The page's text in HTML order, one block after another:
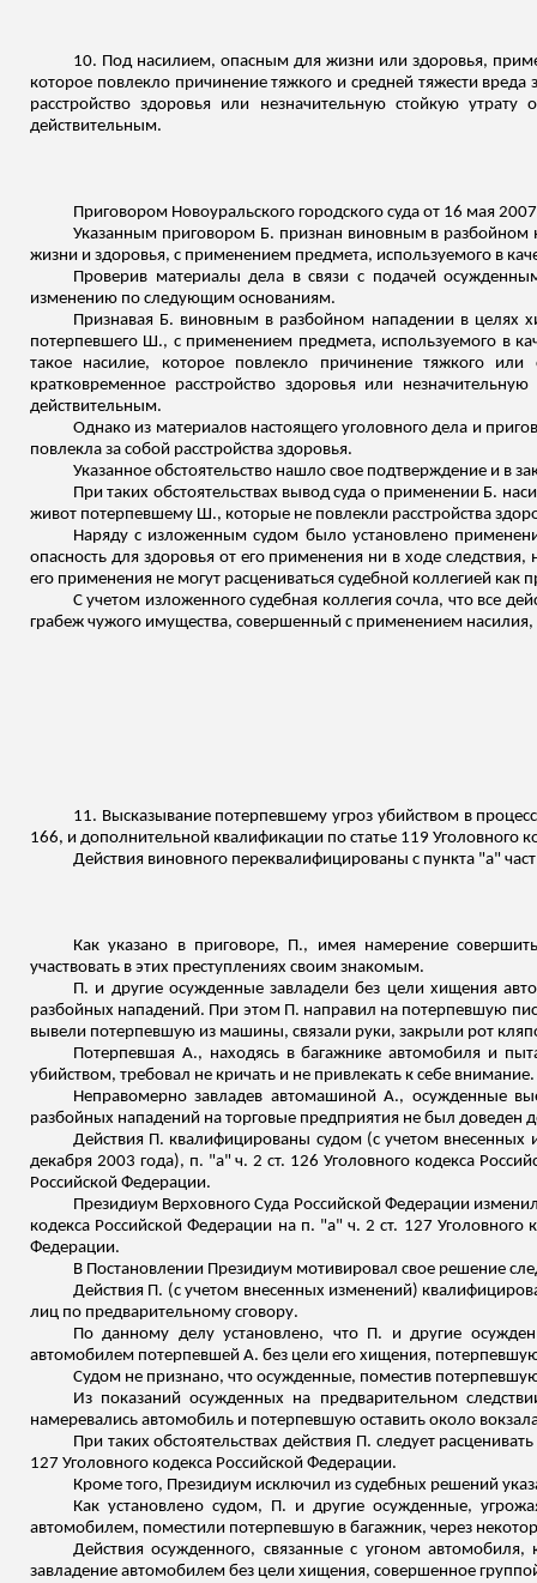
10. Под насилием, опасным для жизни или здоровья,
которое повлекло причинение тяжкого и средней тяжести
расстройство здоровья или незначительную стойкую
действительным.
Приговором Новоуральского городского суда от 16 мая
Указанным приговором Б. признан виновным в
жизни и здоровья, с применением предмета, используемого в
Проверив материалы дела в связи с подачей
изменению по следующим основаниям.
Признавая Б. виновным в разбойном нападении в целях
потерпевшего Ш., с применением предмета, используемого в
такое насилие, которое повлекло причинение тяжкого
кратковременное расстройство здоровья или
действительным.
Однако из материалов настоящего уголовного дела и
повлекла за собой расстройства здоровья.
Указанное обстоятельство нашло свое подтверждение и в
При таких обстоятельствах вывод суда о применении Б.
живот потерпевшему Ш., которые не повлекли расстройства
Наряду с изложенным судом было установлено
опасность для здоровья от его применения ни в ходе
его применения не могут расцениваться судебной коллегией
С учетом изложенного судебная коллегия сочла, что все
грабеж чужого имущества, совершенный с применением
11. Высказывание потерпевшему угроз убийством в
166, и дополнительной квалификации по статье 119 Уголовного
Действия виновного переквалифицированы с пункта "а"
Как указано в приговоре, П., имея намерение
участвовать в этих преступлениях своим знакомым.
П. и другие осужденные завладели без цели хищения
разбойных нападений. При этом П. направил на потерпевшую
вывели потерпевшую из машины, связали руки, закрыли рот
Потерпевшая А., находясь в багажнике автомобиля и
убийством, требовал не кричать и не привлекать к себе внимание.
Неправомерно завладев автомашиной А., осужденные
разбойных нападений на торговые предприятия не был доведен
Действия П. квалифицированы судом (с учетом внесенных
декабря 2003 года), п. "а" ч. 2 ст. 126 Уголовного кодекса
Российской Федерации.
Президиум Верховного Суда Российской Федерации
кодекса Российской Федерации на п. "а" ч. 2 ст. 127
Федерации.
В Постановлении Президиум мотивировал свое решение
Действия П. (с учетом внесенных изменений)
лиц по предварительному сговору.
По данному делу установлено, что П. и другие
автомобилем потерпевшей А. без цели его хищения,
Судом не признано, что осужденные, поместив
Из показаний осужденных на предварительном
намеревались автомобиль и потерпевшую оставить около
При таких обстоятельствах действия П. следует
127 Уголовного кодекса Российской Федерации.
Кроме того, Президиум исключил из судебных решений
Как установлено судом, П. и другие осужденные,
автомобилем, поместили потерпевшую в багажник, через
Действия осужденного, связанные с угоном
завладение автомобилем без цели хищения, совершенное